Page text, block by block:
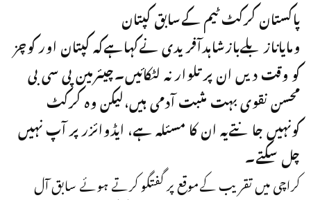
پاکستان کرکٹ ٹیم کےسابق کپتان
ومایانازبلےبازشاہدآفریدی نےکہاہےکہ کپتان اور کوچز
کو وقت دیں ان پر تلوار نہ لٹکائیں۔چیئرمین پی سی بی
محسن نقوی بہت مثبت آدمی ہیں،لیکن وہ کرکٹ
کونہیں جانتےیہ ان کا مسئلہ ہے، ایڈوائزر پر آپ نہیں
چل سکتے۔
کراچی میں تقریب کےموقع پر گفتگو کرتے ہوئے سابق آل